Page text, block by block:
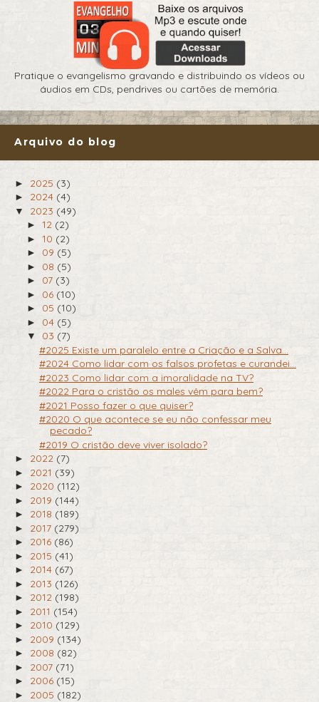
Pratique o evangelismo gravando e distribuindo os vídeos ou
áudios em CDs, pendrives ou cartões de memória.
Arquivo do blog
► 2025 (3)
► 2024 (4)
▼ 2023 (49)
► 12 (2)
► 10 (2)
► 09 (5)
► 08 (5)
► 07 (3)
► 06 (10)
► 05 (10)
► 04 (5)
▼ 03 (7)
#2025 Existe um paralelo entre a Criação e a Salva...
#2024 Como lidar com os falsos profetas e curandei...
#2023 Como lidar com a imoralidade na TV?
#2022 Para o cristão os males vêm para bem?
#2021 Posso fazer o que quiser?
#2020 O que acontece se eu não confessar meu
pecado?
#2019 O cristão deve viver isolado?
► 2022 (7)
► 2021 (39)
► 2020 (112)
► 2019 (144)
► 2018 (189)
► 2017 (279)
► 2016 (86)
► 2015 (41)
► 2014 (67)
► 2013 (126)
► 2012 (198)
► 2011 (154)
► 2010 (129)
► 2009 (134)
► 2008 (82)
► 2007 (71)
► 2006 (15)
► 2005 (182)